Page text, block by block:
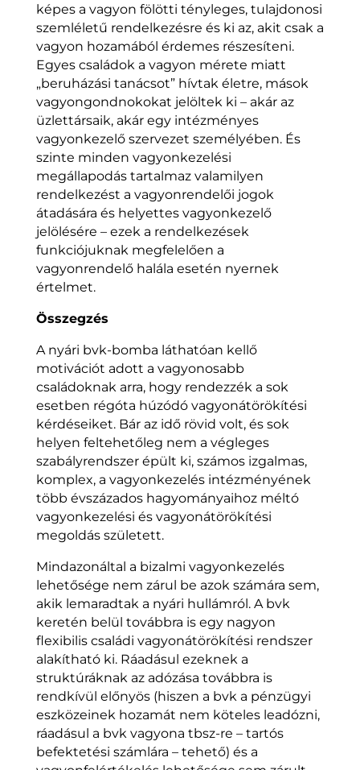
képes a vagyon fölötti tényleges, tulajdonosi
szemléletű rendelkezésre és ki az, akit csak a
vagyon hozamából érdemes részesíteni.
Egyes családok a vagyon mérete miatt
„beruházási tanácsot” hívtak életre, mások
vagyongondnokokat jelöltek ki – akár az
üzlettársaik, akár egy intézményes
vagyonkezelő szervezet személyében. És
szinte minden vagyonkezelési
megállapodás tartalmaz valamilyen
rendelkezést a vagyonrendelői jogok
átadására és helyettes vagyonkezelő
jelölésére – ezek a rendelkezések
funkciójuknak megfelelően a
vagyonrendelő halála esetén nyernek
értelmet.
Összegzés
A nyári bvk-bomba láthatóan kellő
motivációt adott a vagyonosabb
családoknak arra, hogy rendezzék a sok
esetben régóta húzódó vagyonátörökítési
kérdéseiket. Bár az idő rövid volt, és sok
helyen feltehetőleg nem a végleges
szabályrendszer épült ki, számos izgalmas,
komplex, a vagyonkezelés intézményének
több évszázados hagyományaihoz méltó
vagyonkezelési és vagyonátörökítési
megoldás született.
Mindazonáltal a bizalmi vagyonkezelés
lehetősége nem zárul be azok számára sem,
akik lemaradtak a nyári hullámról. A bvk
keretén belül továbbra is egy nagyon
flexibilis családi vagyonátörökítési rendszer
alakítható ki. Ráadásul ezeknek a
struktúráknak az adózása továbbra is
rendkívül előnyös (hiszen a bvk a pénzügyi
eszközeinek hozamát nem köteles leadózni,
ráadásul a bvk vagyona tbsz-re – tartós
befektetési számlára – tehető) és a